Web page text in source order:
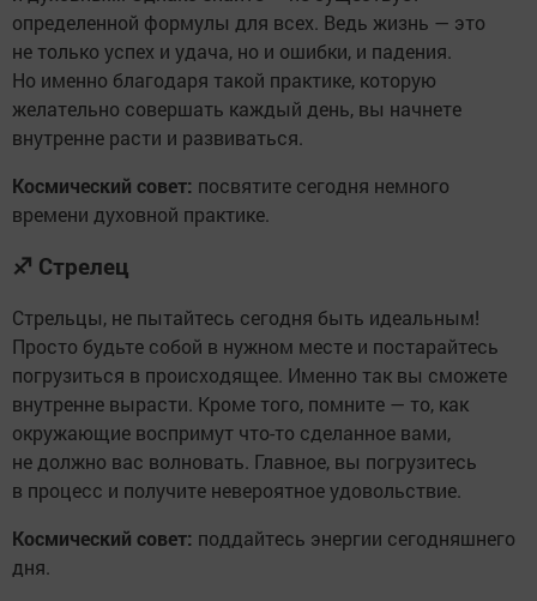
определенной формулы для всех. Ведь жизнь — это
не только успех и удача, но и ошибки, и падения.
Но именно благодаря такой практике, которую
желательно совершать каждый день, вы начнете
внутренне расти и развиваться.
Космический совет: посвятите сегодня немного
времени духовной практике.
♐ Стрелец
Стрельцы, не пытайтесь сегодня быть идеальным!
Просто будьте собой в нужном месте и постарайтесь
погрузиться в происходящее. Именно так вы сможете
внутренне вырасти. Кроме того, помните — то, как
окружающие воспримут что-то сделанное вами,
не должно вас волновать. Главное, вы погрузитесь
в процесс и получите невероятное удовольствие.
Космический совет: поддайтесь энергии сегодняшнего
дня.